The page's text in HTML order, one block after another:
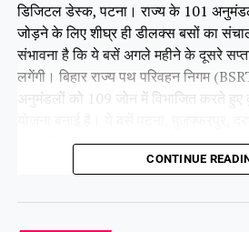
डिजिटल डेस्क, पटना। राज्य के 101
जोड़ने के लिए शीघ्र ही डीलक्स बसों का
संभावना है कि ये बसें अगले महीने के दूसरे
लगेंगी। बिहार राज्य पथ परिवहन निगम
अनुमंडलों को 109 जोन में विभाजित करते
गया की पंचायतों को उनके संबंधित जिला
सभी रूट पहले ही तय किए जा चुके हैं।
CONTINUE